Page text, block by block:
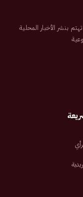
سعودية تم تأسيسها عام 2007م تهتم بنشر الأخبار المحلية